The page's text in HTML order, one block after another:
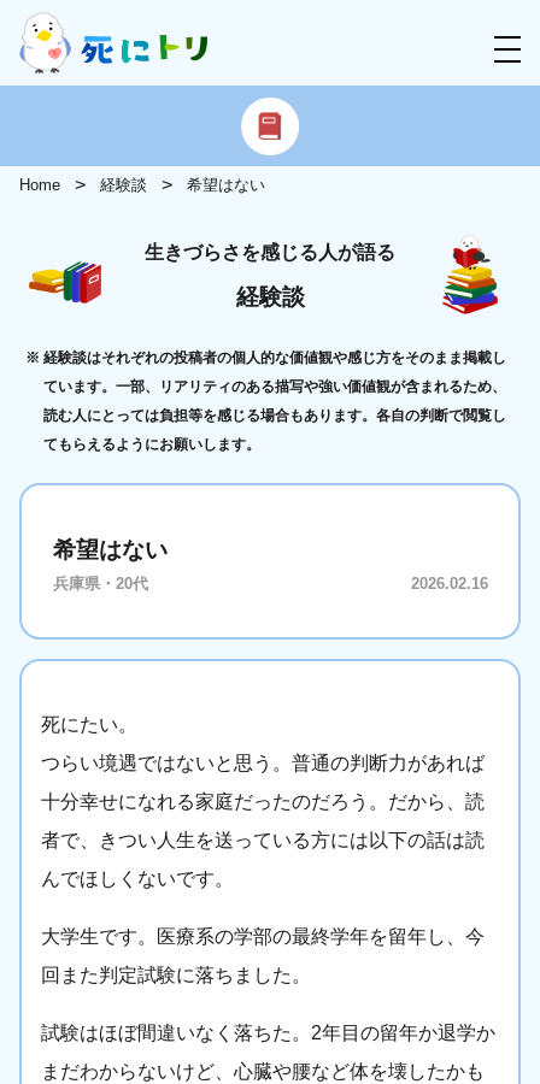
Home 経験談 希望はない
生きづらさを感じる人が語る
経験談
経験談はそれぞれの投稿者の個人的な価値観や感じ方をそのまま掲載し
ています。一部、リアリティのある描写や強い価値観が含まれるため、
読む人にとっては負担等を感じる場合もあります。各自の判断で閲覧し
てもらえるようにお願いします。
希望はない
兵庫県・20代 2026.02.16
死にたい。
つらい境遇ではないと思う。普通の判断力があれば
十分幸せになれる家庭だったのだろう。だから、読
者で、きつい人生を送っている方には以下の話は読
んでほしくないです。
大学生です。医療系の学部の最終学年を留年し、今
回また判定試験に落ちました。
試験はほぼ間違いなく落ちた。2年目の留年か退学か
まだわからないけど、心臓や腰など体を壊したかも